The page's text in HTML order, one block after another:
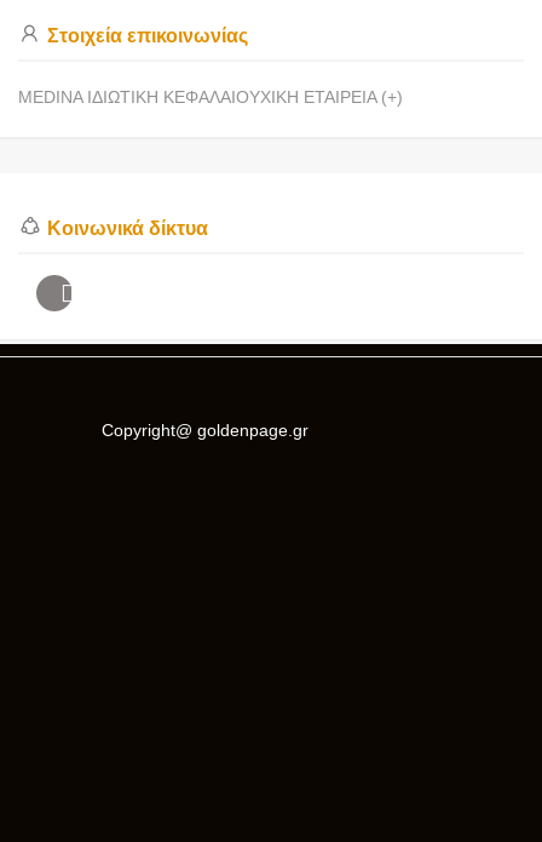
Στοιχεία επικοινωνίας
MEDINA ΙΔΙΩΤΙΚΗ ΚΕΦΑΛΑΙΟΥΧΙΚΗ ΕΤΑΙΡΕΙΑ (+)
Κοινωνικά δίκτυα
Copyright@ goldenpage.gr